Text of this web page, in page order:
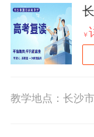
￥
教学地点： 长沙